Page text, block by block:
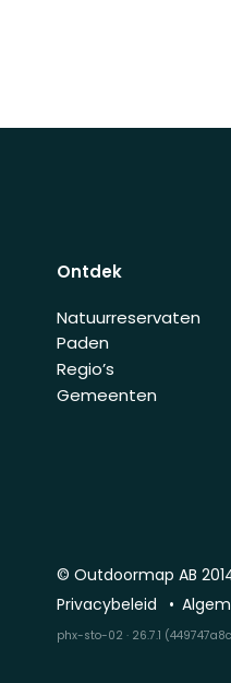
Ontdek
Natuurreservaten
Paden
Regio’s
Gemeenten
© Outdoormap AB
Privacybeleid
phx-sto-02 · 26.7.1